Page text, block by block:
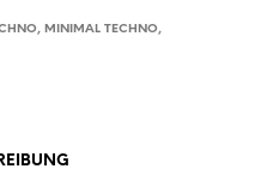
, MINIMAL TECHNO,